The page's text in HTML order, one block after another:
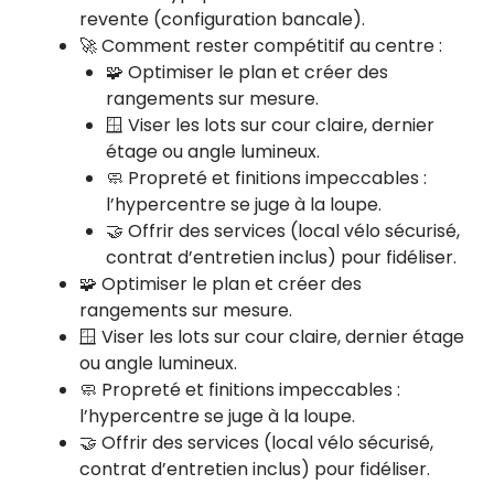
revente (configuration bancale).
🚀 Comment rester compétitif au centre :
🧩 Optimiser le plan et créer des
rangements sur mesure.
🪟 Viser les lots sur cour claire, dernier
étage ou angle lumineux.
🧼 Propreté et finitions impeccables :
l’hypercentre se juge à la loupe.
🤝 Offrir des services (local vélo sécurisé,
contrat d’entretien inclus) pour fidéliser.
🧩 Optimiser le plan et créer des
rangements sur mesure.
🪟 Viser les lots sur cour claire, dernier étage
ou angle lumineux.
🧼 Propreté et finitions impeccables :
l’hypercentre se juge à la loupe.
🤝 Offrir des services (local vélo sécurisé,
contrat d’entretien inclus) pour fidéliser.